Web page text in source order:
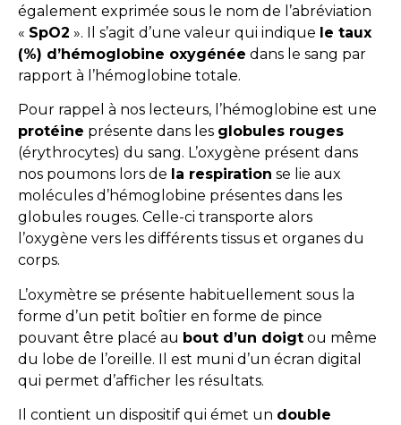
également exprimée sous le nom de l’abréviation
« SpO2 ». Il s’agit d’une valeur qui indique le taux
(%) d’hémoglobine oxygénée dans le sang par
rapport à l’hémoglobine totale.
Pour rappel à nos lecteurs, l’hémoglobine est une
protéine présente dans les globules rouges
(érythrocytes) du sang. L’oxygène présent dans
nos poumons lors de la respiration se lie aux
molécules d’hémoglobine présentes dans les
globules rouges. Celle-ci transporte alors
l’oxygène vers les différents tissus et organes du
corps.
L’oxymètre se présente habituellement sous la
forme d’un petit boîtier en forme de pince
pouvant être placé au bout d’un doigt ou même
du lobe de l’oreille. Il est muni d’un écran digital
qui permet d’afficher les résultats.
Il contient un dispositif qui émet un double